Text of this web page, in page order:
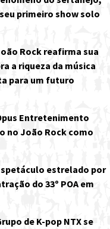
primeiro show solo
Rock reafirma sua
a riqueza da música
para um futuro
Entretenimento
no João Rock como
estrelado por
do 33º POA em
de K-pop NTX se